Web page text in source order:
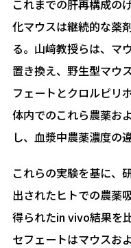
これまでの肝再構成の
化マウスは継続的な薬
る。山﨑教授らは、マ
置き換え、野生型マウ
フェートとクロルピリ
体内でのこれら農薬お
し、血漿中農薬濃度の
これらの実験を基に、
出されたヒトでの農薬
得られたin vivo結果を
セフェートはマウスお